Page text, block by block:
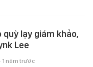
quỳ lạy giám khảo,
Lee
1 năm trước